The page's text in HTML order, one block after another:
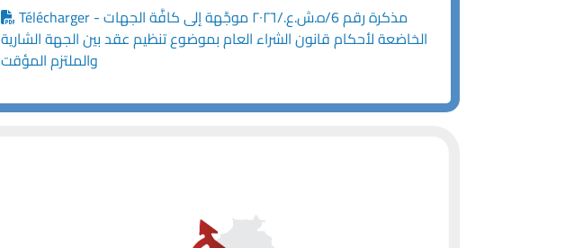
Télécharger - مذكرة رقم 6/ه.ش.ع./٢٠٢٦ موجَّهة إلى كافَّة الجهات
الخاضعة لأحكام قانون الشراء العام بموضوع تنظيم عقد بين الجهة الشارية
والملتزم المؤقت